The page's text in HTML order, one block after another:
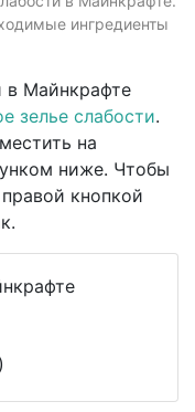
ингредиенты
в Майнкрафте
зелье слабости.
на
ниже. Чтобы
кнопкой